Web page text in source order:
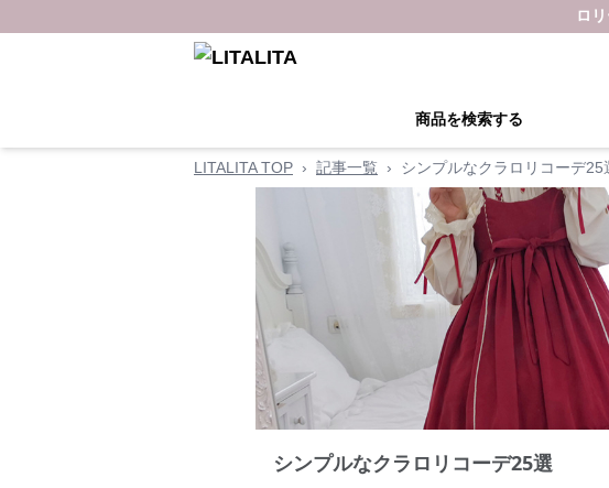
ロ
商品を検索する
LITALITA TOP › 記事一覧 › シンプルなクラロリコーデ25
シンプルなクラロリコーデ25選